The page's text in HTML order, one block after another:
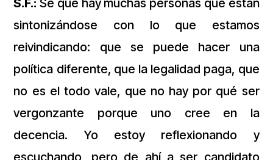
S.F.: Sé que hay muchas personas que están
sintonizándose con lo que estamos
reivindicando: que se puede hacer una
política diferente, que la legalidad paga, que
no es el todo vale, que no hay por qué ser
vergonzante porque uno cree en la
decencia. Yo estoy reflexionando y